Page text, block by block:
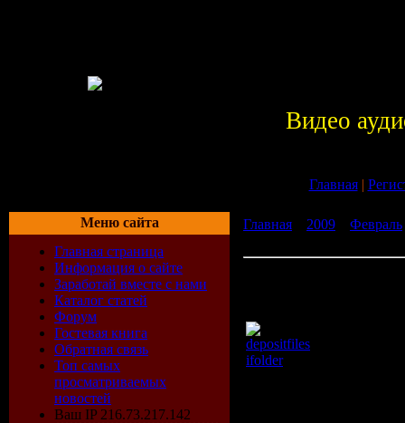
Видео
Главная|
Меню сайта
Главная страница
Информация о сайте
Заработай вместе с нами
Каталог статей
Форум
Гостевая книга
Обратная связь
Топ самых
просматриваемых
новостей
Ваш IP 216.73.217.142
Главная 2009
Февраль
depositfiles
ifolder